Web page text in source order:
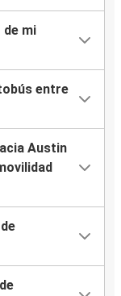
de mi
entre
Austin